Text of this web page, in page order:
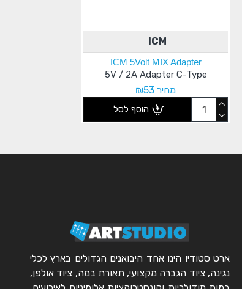
ICM
ICM 5Volt MIX Adapter
5V / 2A Adapter C-Type
מחיר ₪53
הוסף לסל
ארט סטודיו הינו אחד היבואנים הגדולים בארץ לכלי
נגינה, ציוד הגברה מקצועי, תאורת במה, ציוד אולפן,